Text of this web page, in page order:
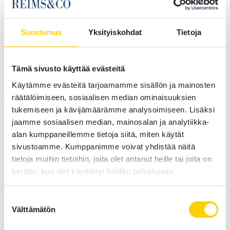
Suostumus Yksityiskohdat Tietoja
Tämä sivusto käyttää evästeitä
Käytämme evästeitä tarjoamamme sisällön ja mainosten
räätälöimiseen, sosiaalisen median ominaisuuksien
tukemiseen ja kävijämäärämme analysoimiseen. Lisäksi
jaamme sosiaalisen median, mainosalan ja analytiikka-
alan kumppaneillemme tietoja siitä, miten käytät
sivustoamme. Kumppanimme voivat yhdistää näitä
tietoja muihin tietoihin, joita olet antanut heille tai joita on
kerätty, kun olet käyttänyt heidän palvelujaan.
valinta
Välttämätön
30.10.2024 —Helsingin hovioikeus katsoi, ettei
suomalainen tuomioistuin ollut EU:n
aviovarallisuusasetuksen nojalla toimivaltainen
osapuolet on aikanaan tuomittu avioeroon Suomessa.
tulkintakysymyksestä, josta ei ole aiemmin ollut
oikeuskäytäntöä.
UUTISET
Verorikokset - veropetos, törkeä
veropetos ja lievä veropetos
Verovelvollisen on verotusta varten
ilmoitettava Verohallinnolle veronalaiset tulonsa,